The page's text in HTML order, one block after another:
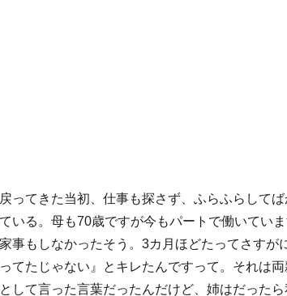
戻ってきた当初、仕事も探さず、ふらふらして
いる。母も70歳ですが今もパートで働いてい
事もしなかったそう。3カ月ほどたってさすが
てたじゃない』とキレたんですって。それは
して言った言葉だったんだけど、姉はだった